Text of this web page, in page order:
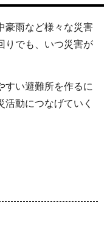
豪雨など様々な災害
りでも、いつ災害が
すい避難所を作るに
動につなげていく